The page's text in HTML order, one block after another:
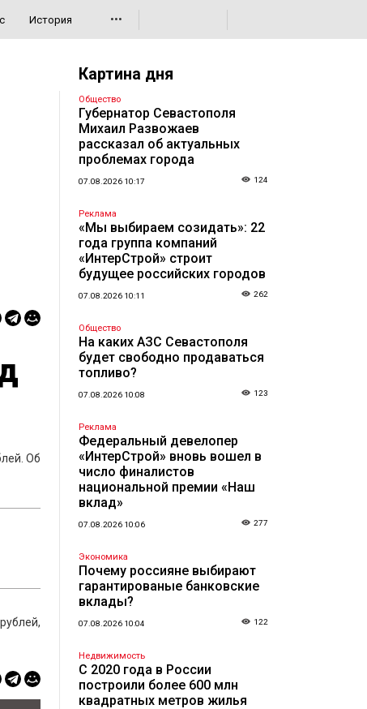
История •••
Об
Картина дня
Общество
Губернатор Севастополя
Михаил Развожаев
рассказал об актуальных
проблемах города
07.08.2026 10:17 124
Реклама
«Мы выбираем созидать»: 22
года группа компаний
«ИнтерСтрой» строит
будущее российских городов
07.08.2026 10:11 262
Общество
На каких АЗС Севастополя
будет свободно продаваться
топливо?
07.08.2026 10:08 123
Реклама
Федеральный девелопер
«ИнтерСтрой» вновь вошел в
число финалистов
национальной премии «Наш
вклад»
07.08.2026 10:06 277
Экономика
Почему россияне выбирают
гарантированые банковские
вклады?
07.08.2026 10:04 122
Недвижимость
С 2020 года в России
построили более 600 млн
квадратных метров жилья